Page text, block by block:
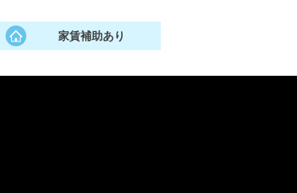
家賃補助あり